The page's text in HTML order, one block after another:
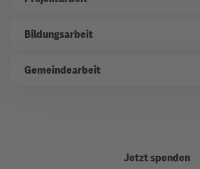
Bildungsarbeit
Gemeindearbeit
Jetzt spenden